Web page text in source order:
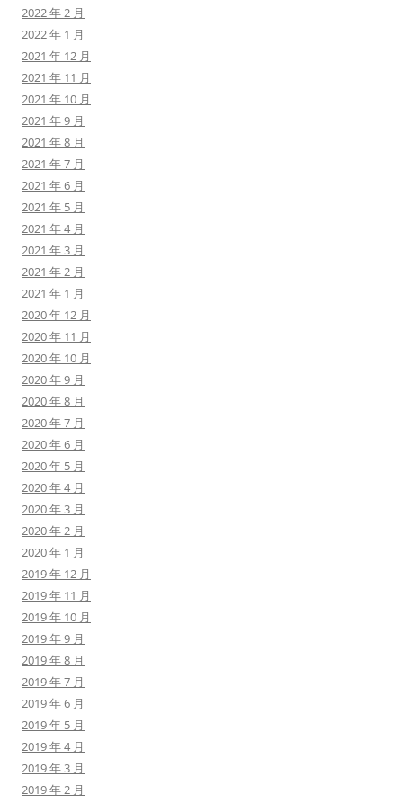
2022 年 2 月
2022 年 1 月
2021 年 12 月
2021 年 11 月
2021 年 10 月
2021 年 9 月
2021 年 8 月
2021 年 7 月
2021 年 6 月
2021 年 5 月
2021 年 4 月
2021 年 3 月
2021 年 2 月
2021 年 1 月
2020 年 12 月
2020 年 11 月
2020 年 10 月
2020 年 9 月
2020 年 8 月
2020 年 7 月
2020 年 6 月
2020 年 5 月
2020 年 4 月
2020 年 3 月
2020 年 2 月
2020 年 1 月
2019 年 12 月
2019 年 11 月
2019 年 10 月
2019 年 9 月
2019 年 8 月
2019 年 7 月
2019 年 6 月
2019 年 5 月
2019 年 4 月
2019 年 3 月
2019 年 2 月